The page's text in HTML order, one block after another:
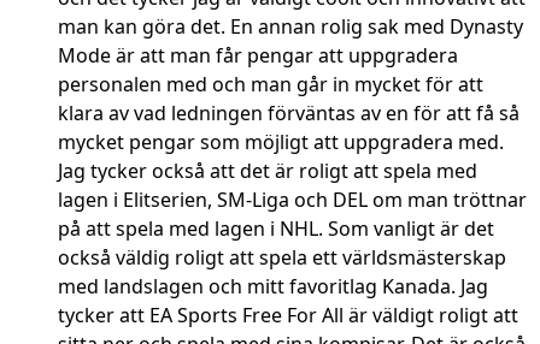
man kan göra det. En annan rolig sak med Dynasty
Mode är att man får pengar att uppgradera
personalen med och man går in mycket för att
klara av vad ledningen förväntas av en för att få så
mycket pengar som möjligt att uppgradera med.
Jag tycker också att det är roligt att spela med
lagen i Elitserien, SM-Liga och DEL om man tröttnar
på att spela med lagen i NHL. Som vanligt är det
också väldig roligt att spela ett världsmästerskap
med landslagen och mitt favoritlag Kanada. Jag
tycker att EA Sports Free For All är väldigt roligt att